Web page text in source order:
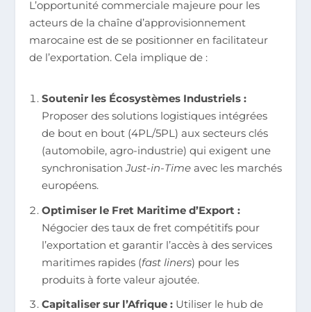
L’opportunité commerciale majeure pour les
acteurs de la chaîne d’approvisionnement
marocaine est de se positionner en facilitateur
de l’exportation. Cela implique de :
Soutenir les Écosystèmes Industriels :
Proposer des solutions logistiques intégrées
de bout en bout (4PL/5PL) aux secteurs clés
(automobile, agro-industrie) qui exigent une
synchronisationJust-in-Timeavec les marchés
européens.
Optimiser le Fret Maritime d’Export :
Négocier des taux de fret compétitifs pour
l’exportation et garantir l’accès à des services
maritimes rapides (fast liners) pour les
produits à forte valeur ajoutée.
Capitaliser sur l’Afrique :Utiliser le hub de